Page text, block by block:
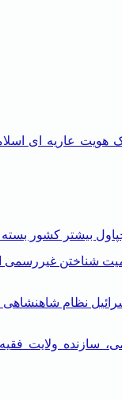
یک هویت عاریه ای
بیشتر کشور
شناختن غیررسمی
نظام
سازنده ولایت